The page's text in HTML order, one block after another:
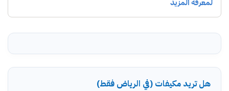
هل تريد مكيفات (في الرياض فقط)